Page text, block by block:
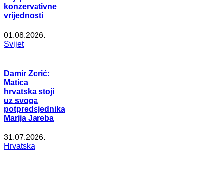
konzervativne
vrijednosti
01.08.2026.
Svijet
Damir Zorić:
Matica
hrvatska stoji
uz svoga
potpredsjednika
Marija Jareba
31.07.2026.
Hrvatska